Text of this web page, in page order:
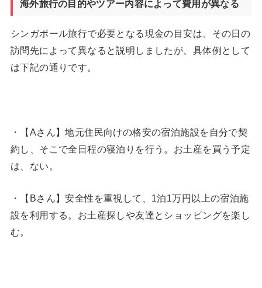
海外旅行の目的やツアー内容によって費用が異なる
シンガポール旅行で必要となる現金の目安は、その日の
訪問先によって異なると説明しましたが、具体例として
は下記の通りです。
・【Aさん】地元住民向けの格安の宿泊施設を自分で契
約し、そこで全日程の寝泊りを行う。お土産を買う予定
は、ない。
・【Bさん】安全性を重視して、1泊1万円以上の宿泊施
設を利用する。お土産探しや友達とショッピングを楽し
む。